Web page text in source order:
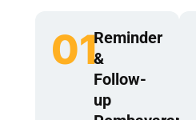
01Reminder
&
Follow-
up